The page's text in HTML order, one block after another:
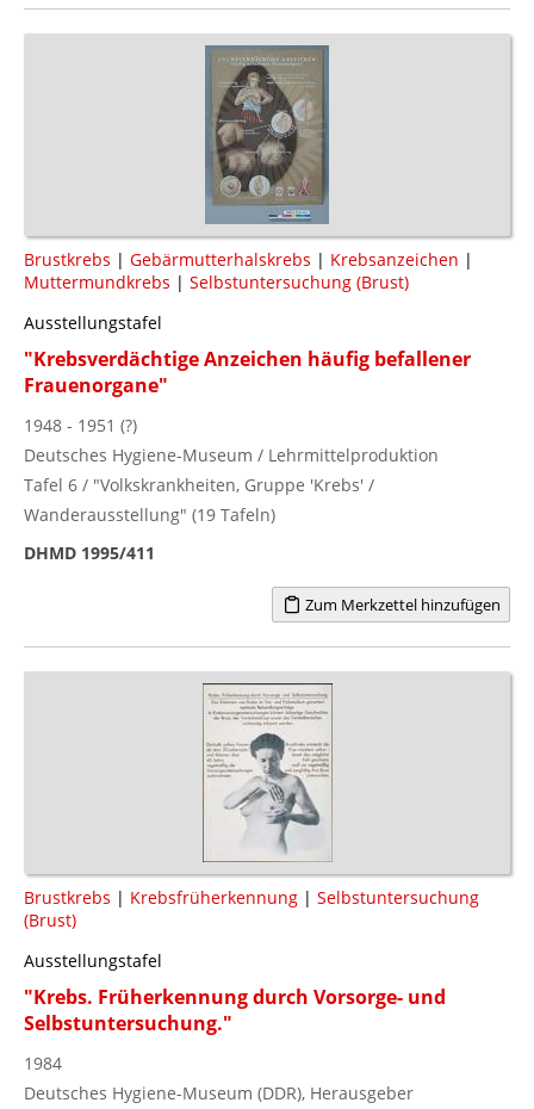
Brustkrebs | Gebärmutterhalskrebs | Krebsanzeichen |
Muttermundkrebs | Selbstuntersuchung (Brust)
Ausstellungstafel
"Krebsverdächtige Anzeichen häufig befallener
Frauenorgane"
1948 - 1951 (?)
Deutsches Hygiene-Museum / Lehrmittelproduktion
Tafel 6 / "Volkskrankheiten, Gruppe 'Krebs' /
Wanderausstellung" (19 Tafeln)
DHMD 1995/411
Zum Merkzettel hinzufügen
Brustkrebs | Krebsfrüherkennung | Selbstuntersuchung
(Brust)
Ausstellungstafel
"Krebs. Früherkennung durch Vorsorge- und
Selbstuntersuchung."
1984
Deutsches Hygiene-Museum (DDR), Herausgeber